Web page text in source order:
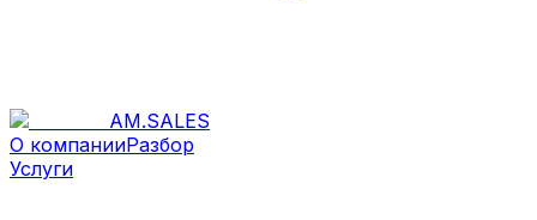
AM.SALES
О компанииРазбор
Услуги